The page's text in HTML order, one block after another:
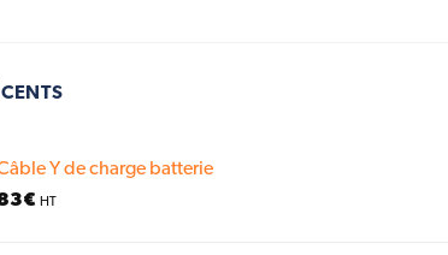
Y de charge batterie
€ HT